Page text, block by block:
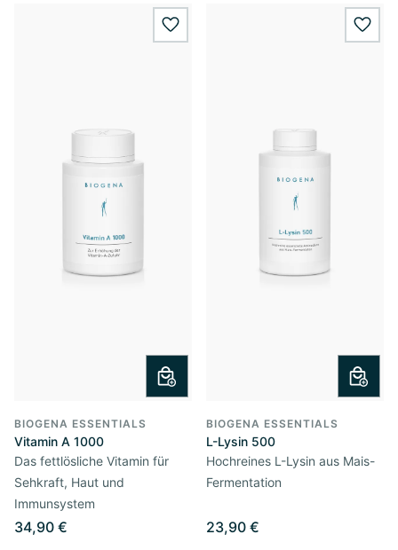
wishlist.add
BIOGENA ESSENTIALS
Vitamin A 1000
Das fettlösliche Vitamin für
Sehkraft, Haut und
Immunsystem
34,90 €
BIOGENA ESSENTIALS
L-Lysin 500
Hochreines L-Lysin aus Mais-
Fermentation
23,90 €